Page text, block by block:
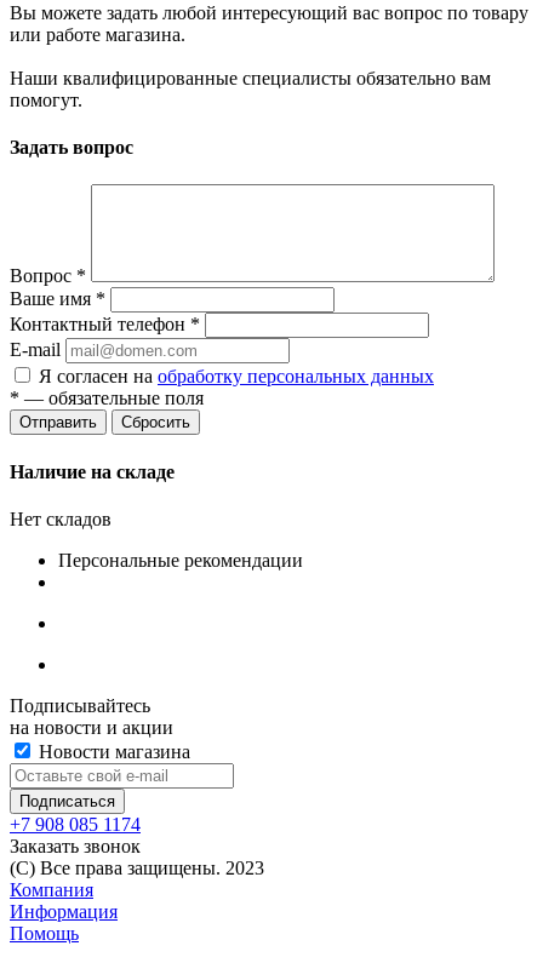
Вы можете задать любой интересующий вас вопрос по товару
или работе магазина.
Наши квалифицированные специалисты обязательно вам
помогут.
Задать вопрос
Вопрос *
Ваше имя *
Контактный телефон *
E-mail
Я согласен на обработку персональных данных
* — обязательные поля
Сбросить
Наличие на складе
Нет складов
Персональные рекомендации
Подписывайтесь
на новости и акции
Новости магазина
+7 908 085 1174
Заказать звонок
(C) Все права защищены. 2023
Компания
Информация
Помощь